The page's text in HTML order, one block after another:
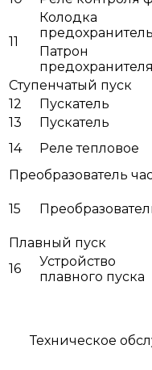
11
Колодка
Патрон
предохранителя
Ступенчатый пуск
12
Пускатель
13
Пускатель
14
Реле тепловое
Преобразователь
15
Плавный пуск
16
Устройство
плавного пуска
Техническое